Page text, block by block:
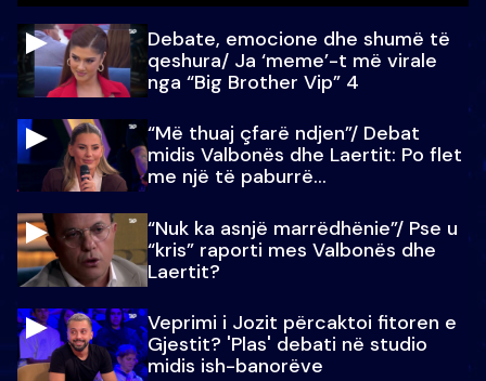
Debate, emocione dhe shumë të
qeshura/ Ja ‘meme’-t më virale
nga “Big Brother Vip” 4
“Më thuaj çfarë ndjen”/ Debat
midis Valbonës dhe Laertit: Po flet
me një të paburrë...
“Nuk ka asnjë marrëdhënie”/ Pse u
“kris” raporti mes Valbonës dhe
Laertit?
Veprimi i Jozit përcaktoi fitoren e
Gjestit? 'Plas' debati në studio
midis ish-banorëve